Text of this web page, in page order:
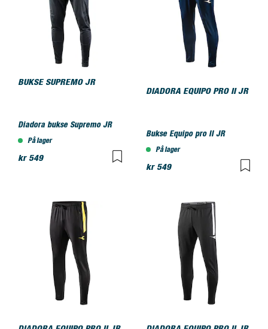
BUKSE SUPREMO JR
Diadora bukse Supremo JR
På lager
kr 549
DIADORA EQUIPO PRO II JR
Bukse Equipo pro II JR
På lager
kr 549